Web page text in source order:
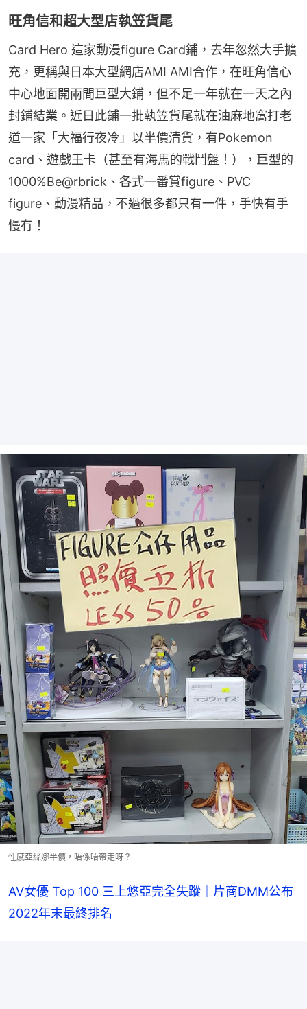
旺角信和超大型店執笠貨尾
Card Hero 這家動漫figure Card鋪，去年忽然大手擴
充，更稱與日本大型網店AMI AMI合作，在旺角信心
中心地面開兩間巨型大鋪，但不足一年就在一天之內
封鋪結業。近日此鋪一批執笠貨尾就在油麻地窩打老
道一家「大福行夜冷」以半價清貨，有Pokemon
card、遊戲王卡（甚至有海馬的戰鬥盤！），巨型的
1000%Be@rbrick、各式一番賞figure、PVC
figure、動漫精品，不過很多都只有一件，手快有手
慢冇！
性感亞絲娜半價，唔係唔帶走呀？
AV女優 Top 100 三上悠亞完全失蹤｜片商DMM公布
2022年末最終排名